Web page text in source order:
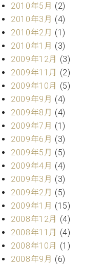
2010年5月 (2)
2010年3月 (4)
2010年2月 (1)
2010年1月 (3)
2009年12月 (3)
2009年11月 (2)
2009年10月 (5)
2009年9月 (4)
2009年8月 (4)
2009年7月 (1)
2009年6月 (3)
2009年5月 (5)
2009年4月 (4)
2009年3月 (3)
2009年2月 (5)
2009年1月 (15)
2008年12月 (4)
2008年11月 (4)
2008年10月 (1)
2008年9月 (6)